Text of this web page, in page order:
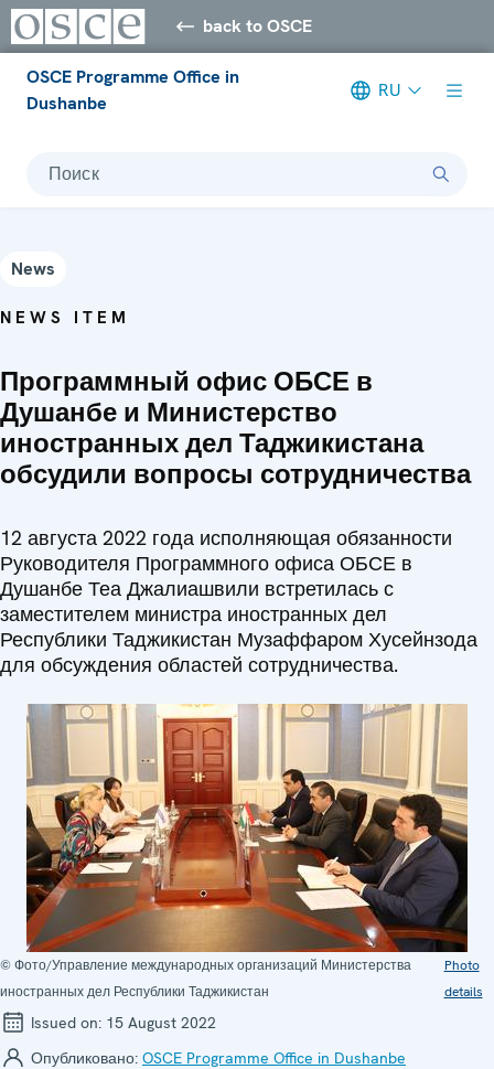
back to OSCE
OSCE Programme Office in
Dushanbe
RU
Поиск
News
NEWS ITEM
Программный офис ОБСЕ в
Душанбе и Министерство
иностранных дел Таджикистана
обсудили вопросы сотрудничества
12 августа 2022 года исполняющая обязанности
Руководителя Программного офиса ОБСЕ в
Душанбе Теа Джалиашвили встретилась с
заместителем министра иностранных дел
Республики Таджикистан Музаффаром Хусейнзода
для обсуждения областей сотрудничества.
© Фото/Управление международных организаций Министерства
иностранных дел Республики Таджикистан
Photo
details
Issued on: 15 August 2022
Опубликовано: OSCE Programme Office in Dushanbe